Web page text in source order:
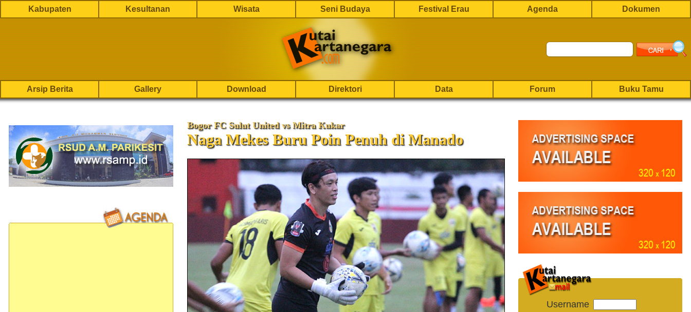
Kabupaten Kesultanan Wisata Seni Budaya Festival Erau Agenda Dokumen
Arsip Berita Gallery Download Direktori Data Forum Buku Tamu
Bogor FC Sulut United vs Mitra Kukar
Naga Mekes Buru Poin Penuh di Manado
Username